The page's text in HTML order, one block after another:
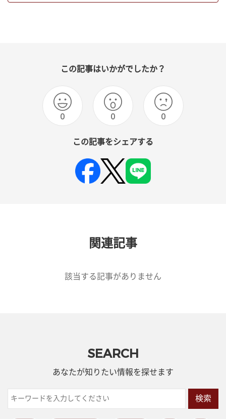
この記事はいかがでしたか？
0 0 0
この記事をシェアする
関連記事
該当する記事がありません
SEARCH
あなたが知りたい情報を探せます
検索